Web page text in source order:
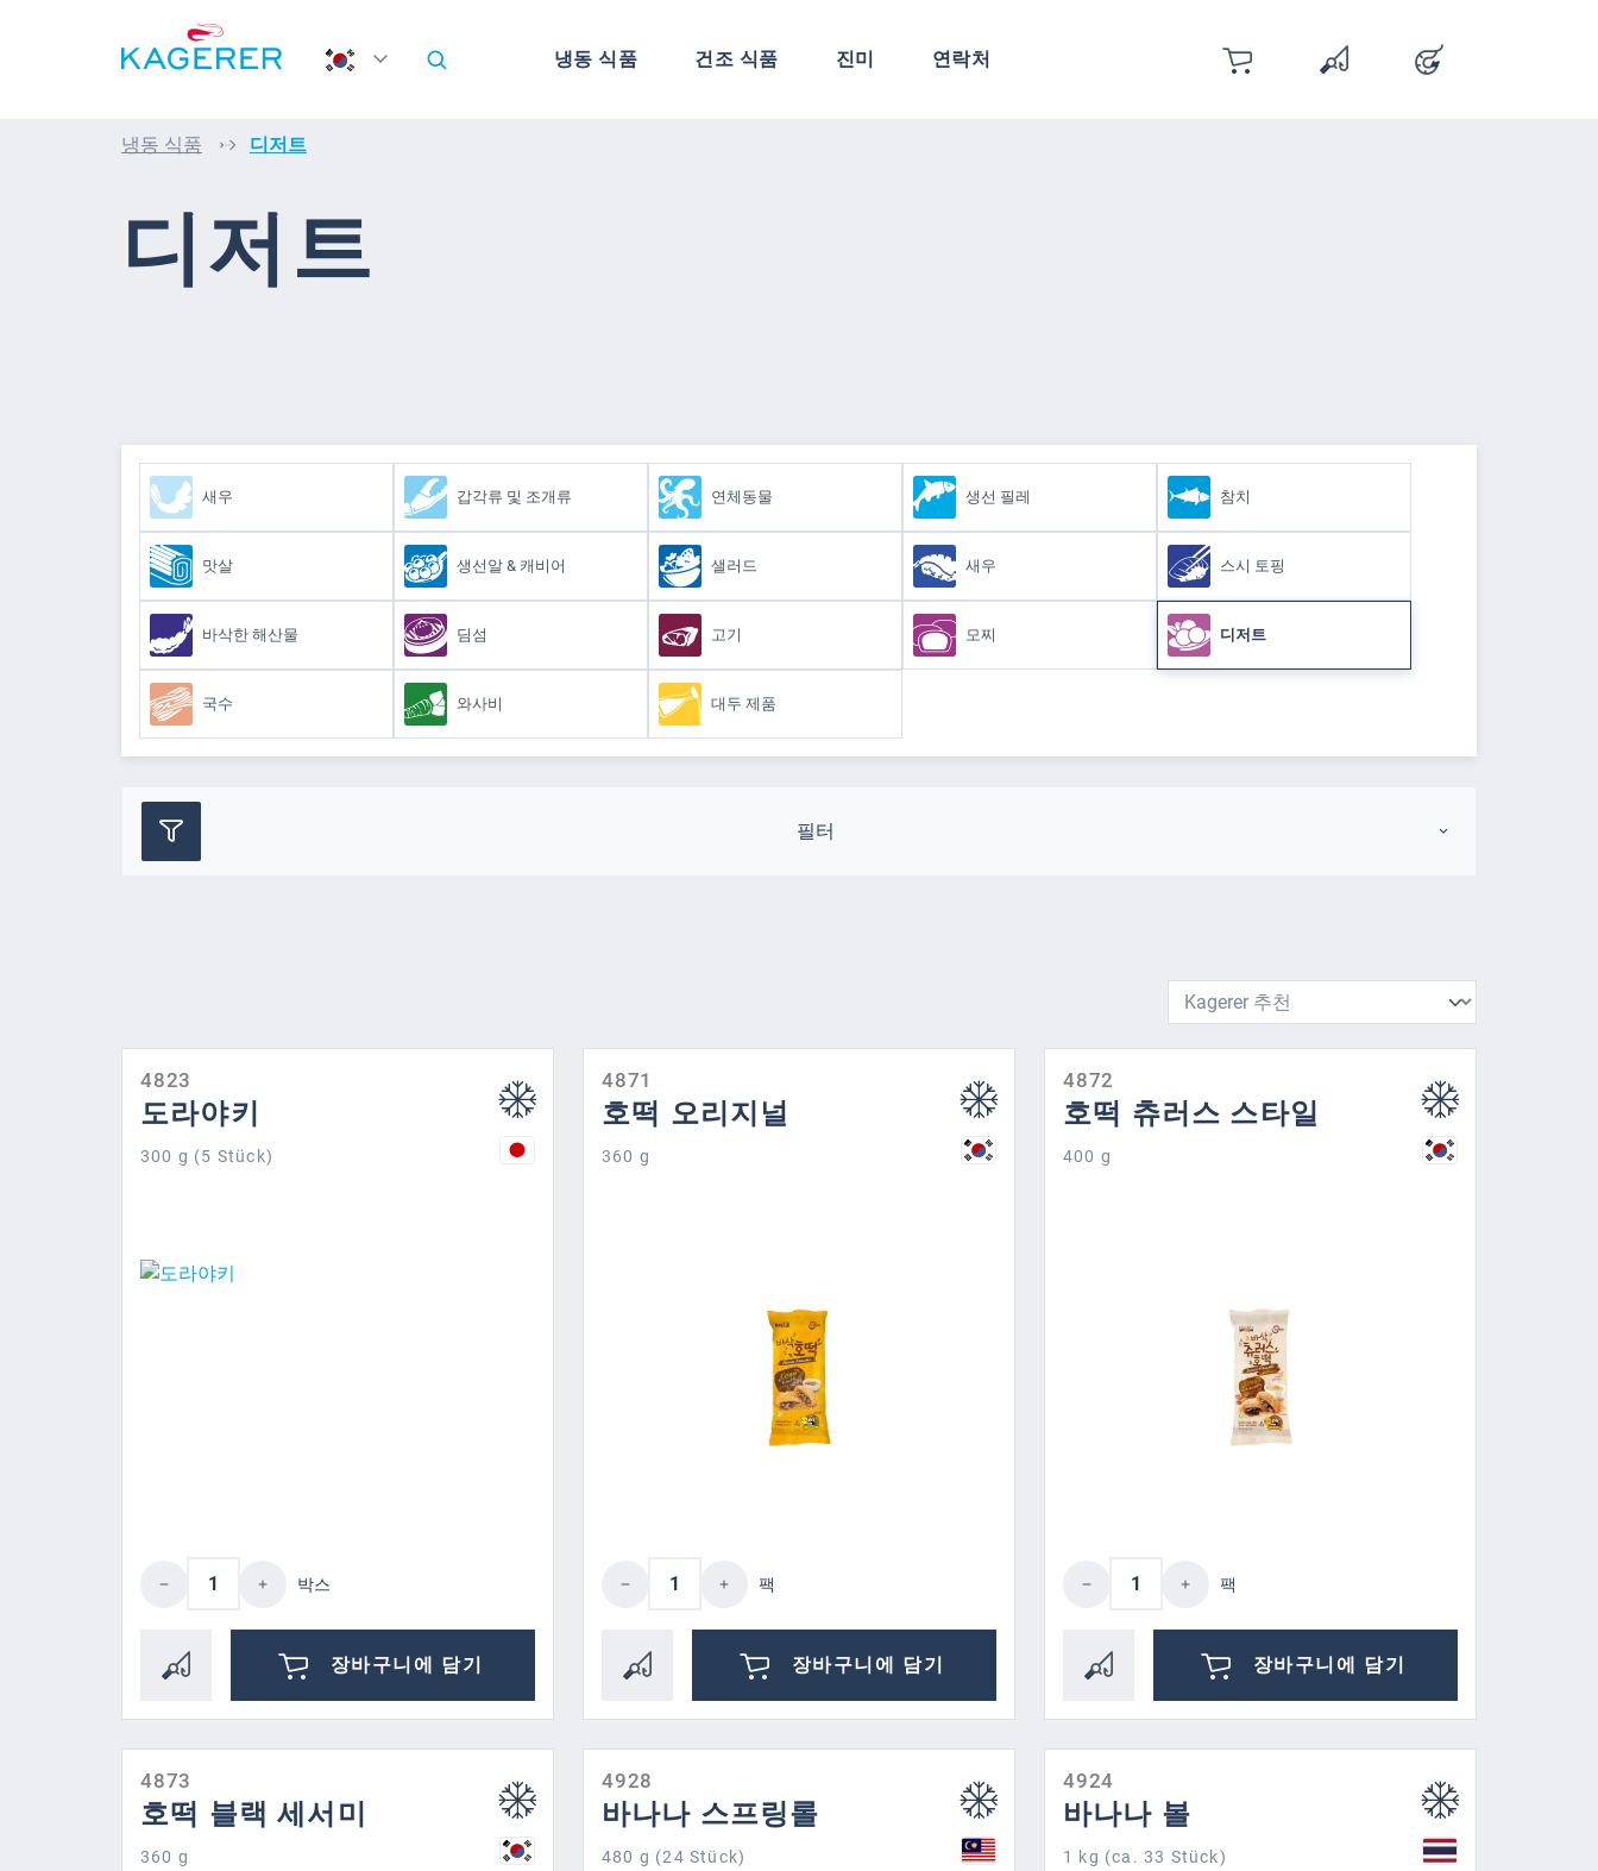
메인 메뉴로 건너뛰기
냉동 식품
건조 식품 진미
연락처
위시리스트에 0 개의 상품이 있습
위시리스트
냉동 식품 디저트
디저트
새우 갑각류 및 조개류 연체동물 생선 필레 참치
맛살 생선알 & 캐비어 샐러드 새우 스시 토핑
바삭한 해산물 딤섬 고기 모찌 디저트
국수 와사비 대두 제품
필터
처리 특수 제품 특성
4823
도라야키
300 g (5 Stück)
제품 수량: 원하는 값을 입력하거나 버튼을 사용하여 수량을 늘리거나 줄이십시오.
박스
장바구니에 담기
4871
호떡 오리지널
360 g
제품 수량: 원하는 값을 입력하거나 버튼을 사용하여 수량을 늘리거나 줄이십시
팩
장바구니에 담기
4872
호떡 츄러스 스타일
400 g
제품 수량: 원하는 값을 입력하거나 버튼
팩
장바구니에 담기
4873
호떡 블랙 세서미
360 g
4928
바나나 스프링롤
480 g (24 Stück)
4924
바나나 볼
1 kg (ca. 33 Stück)